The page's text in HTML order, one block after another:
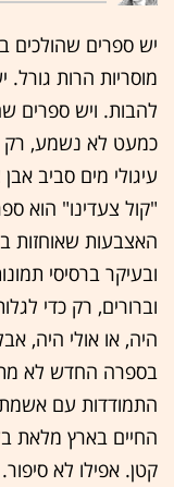
יש ספרים שהולכים
מוסריות הרות גורל.
להבות. ויש ספרים
כמעט לא נשמע, רק
עיגולי מים סביב
"קול צעדינו" הוא
האצבעות שאוחזות
ובעיקר ברסיסי
וברורים, רק כדי
היה, או אולי היה,
בספרה החדש לא
התמודדות עם
החיים בארץ מלאת
קטן. אפילו לא